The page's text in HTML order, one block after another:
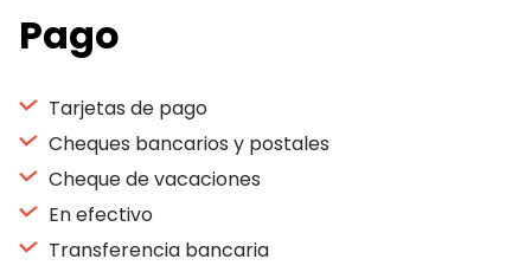
Pago
Tarjetas de pago
Cheques bancarios y postales
Cheque de vacaciones
En efectivo
Transferencia bancaria